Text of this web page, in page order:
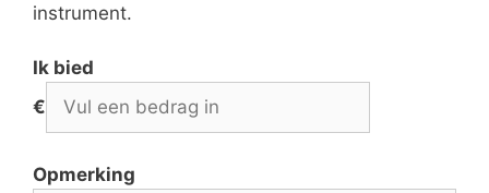
instrument.
Ik bied
€
Opmerking